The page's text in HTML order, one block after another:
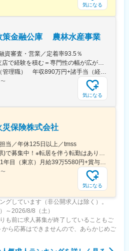
気になる
策金融公庫 農林水産事業
資審査・営業／定着率93.5％
＼ POINT！／★全国の支店で経験を積む＝専門性の幅が広がる。地域ごとの産業や課題に触れ、視野を広げながらキャリアを築くチャンス。その経験が“市場価値”になります。ライフステージに寄り添う「転勤特例制度」も整っているので安心して働ける環境です。※転勤特例制度について詳しくは「待遇・福利厚生」欄にてご紹介しています【ライフイベントに合わせた転勤特例制度有／フレックスタイム制】本社（大手町）全国の支店（農林水産事業においては沖縄県を除く各都道府県の県庁所在地の市。ただし、北海道においては帯広市、北見市を含む）※受動喫煙対策：あり
年収1100万円＋諸手当（管理職） 年収890万円+諸手当（経験15年程度）
〜
気になる
保険株式会社
当／年休125日以上／tmss
全国エリア(30の都道府県)で募集中！※転居を伴う転勤はありませんが、 近隣拠点への異動やグループ会社への 出向の可能性はあります。＜北海道・東北＞・北海道：札幌市、釧路市、旭川市、北見市・宮城：仙台市・福島：郡山市、いわき市<関東・甲信越>・茨城：水戸市・栃木：宇都宮市・群馬：前橋市、高崎市・埼玉：さいたま市、熊谷市・東京：千代田区、豊島区、墨田区・神奈川：横浜市・新潟県：新潟市・山梨：甲府市<中部>・岐阜：岐阜市・静岡：浜松市、静岡市・愛知：名古屋市、豊橋市、刈谷市 <関西>・滋賀：大津市・京都：京都市、福知山市・兵庫：神戸市＜中国・四国＞・島根：松江市・岡山：岡山市・広島：福山市・山口：山口市・徳島：徳島市・香川：高松市・愛媛：松山市＜九州・沖縄＞・福岡：福岡市、北九州市、久留米市・長崎：長崎市・宮崎：宮崎市・熊本：熊本市・大分：大分市・沖縄：那覇市
年収641万円／50歳入社1年目（東京）月給39万5580円+賞与+残業月10h
〜
気になる
グしています（非公開求人は除く）。
～2026/8/8（土）
も前に求人募集が終了していることもご
ら応募はできませんので、あらかじめご